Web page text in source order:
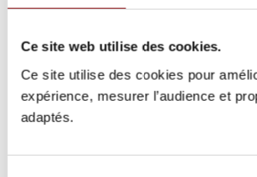
Ce site web utilise des cookies.
Ce site utilise des cookies pour
expérience, mesurer l’audience et
adaptés.
de vous